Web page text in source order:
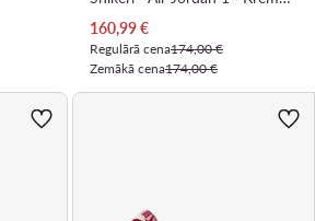
Pašreizējā cena
160,99€
Regulārā cena174,00 €
Zemākā cena174,00 €